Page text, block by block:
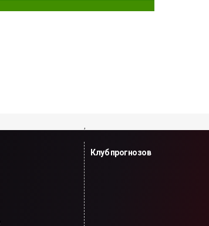
,
Клуб прогнозов